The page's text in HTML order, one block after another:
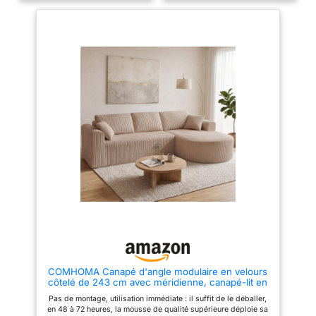
séparé ou combiné à volonté,
compact ou d'un salon ouvert, la
configuration s'adapte à vos
optimale de l'espace. Canapé
d'angle surdimensionné : Avec
une largeur totale de 261 cm, ce
canapé sans structure rigide
offre un espace généreux pour
des soirées cinéma en famille,
des moments conviviaux entre
amis ou des instants de détente
en solo. La forme en L permet
d'allonger naturellement les
jambes et de se transformer en
lit pour une sieste relaxante. Ce
multifonctionnelle : Ce canapé
sans structure transcende les
sièges conventionnels grâce à
se transforme sans effort en une
méridienne moelleuse ou en un
dimensions optimales
Polyvalent : parfait comme
canapé principal ou comme
bureau ou chambre Stable et
robuste : structure solide avec
pieds métalliques dorés pour
un soutien durable.
COMHOMA Canapé d'angle modulaire en velours
côtelé de 243 cm avec méridienne, canapé-lit en
poches latérales, canapé pour salon, sans
montage, beige
Pas de montage, utilisation immédiate : il suffit de le déballer,
en 48 à 72 heures, la mousse de qualité supérieure déploie sa